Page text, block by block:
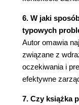
6. W jaki
typowych
Autor omawia
związane z
oczekiwania i
efektywne
7. Czy książka